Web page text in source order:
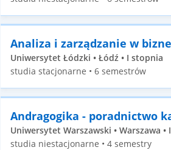
Analiza i zarządzanie w
Uniwersytet Łódzki • Łódź • I stopnia
studia stacjonarne • 6 semestrów
Andragogika - poradnictwo
Uniwersytet Warszawski • Warszawa •
studia niestacjonarne • 4 semestry